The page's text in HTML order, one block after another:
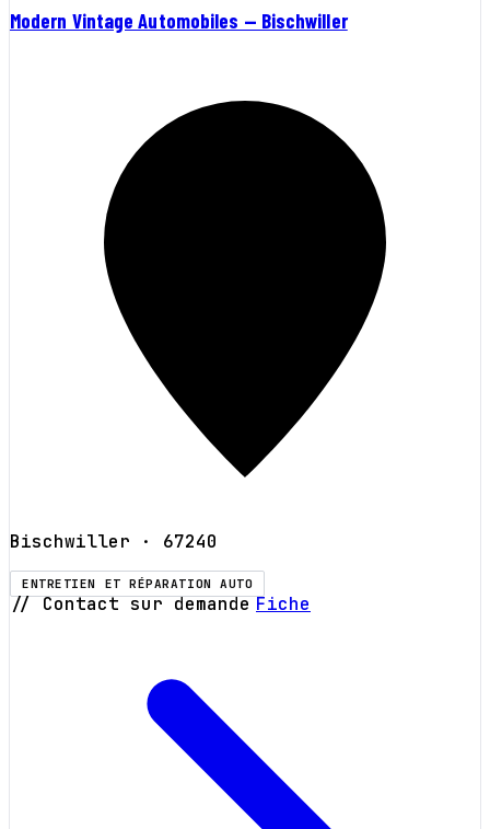
Modern Vintage Automobiles — Bischwiller
Bischwiller · 67240
ENTRETIEN ET RÉPARATION AUTO
// Contact sur demande Fiche